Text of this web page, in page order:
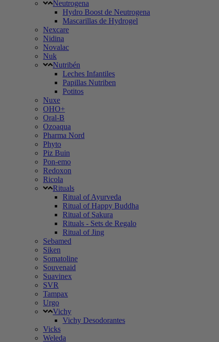
Neutrogena
Hydro Boost de Neutrogena
Mascarillas de Hydrogel
Nexcare
Nidina
Novalac
Nuk
Nutribén
Leches Infantiles
Papillas Nutriben
Potitos
Nuxe
OHO+
Oral-B
Ozoaqua
Pharma Nord
Phyto
Piz Buin
Pon-emo
Redoxon
Ricola
Rituals
Ritual of Ayurveda
Ritual of Happy Buddha
Ritual of Sakura
Rituals - Sets de Regalo
Ritual of Jing
Sebamed
Siken
Somatoline
Souvenaid
Suavinex
SVR
Tampax
Urgo
Vichy
Vichy Desodorantes
Vicks
Weleda